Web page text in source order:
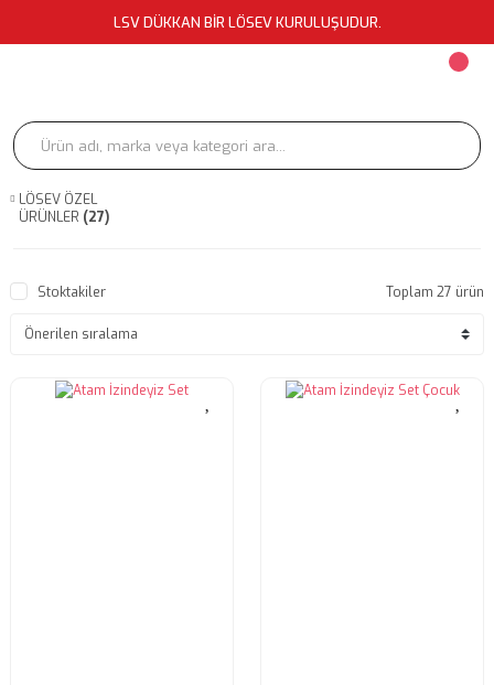
LSV DÜKKAN BİR LÖSEV KURULUŞUDUR.
LÖSEV ÖZEL
ÜRÜNLER (27)
Stoktakiler Toplam 27 ürün